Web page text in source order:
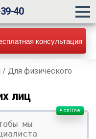
консультация
40
/Для физического
лиц
online